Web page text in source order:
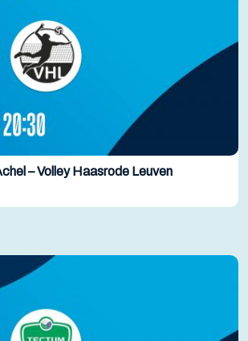
– Volley Haasrode Leuven